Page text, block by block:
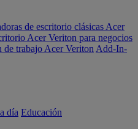
de escritorio clásicas Acer
Acer Veriton para negocios
de trabajo Acer Veriton Add-In-
día Educación